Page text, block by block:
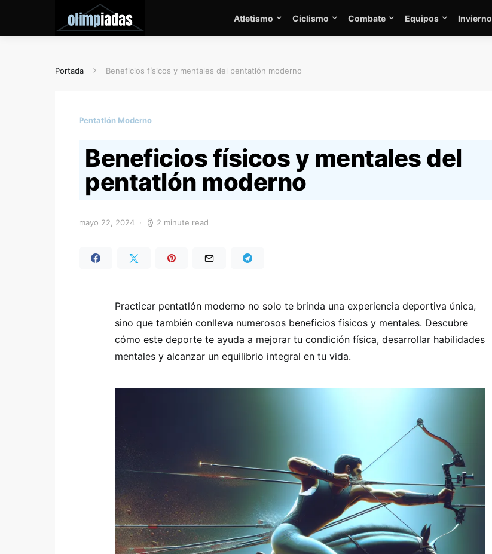
Atletismo Ciclismo Combate Equipos Invierno
Portada Beneficios físicos y mentales del pentatlón moderno
Pentatlón Moderno
Beneficios físicos y mentales del
pentatlón moderno
mayo 22, 2024 2 minute read
Practicar pentatlón moderno no solo te brinda una experiencia deportiva única,
sino que también conlleva numerosos beneficios físicos y mentales. Descubre
cómo este deporte te ayuda a mejorar tu condición física, desarrollar habilidades
mentales y alcanzar un equilibrio integral en tu vida.